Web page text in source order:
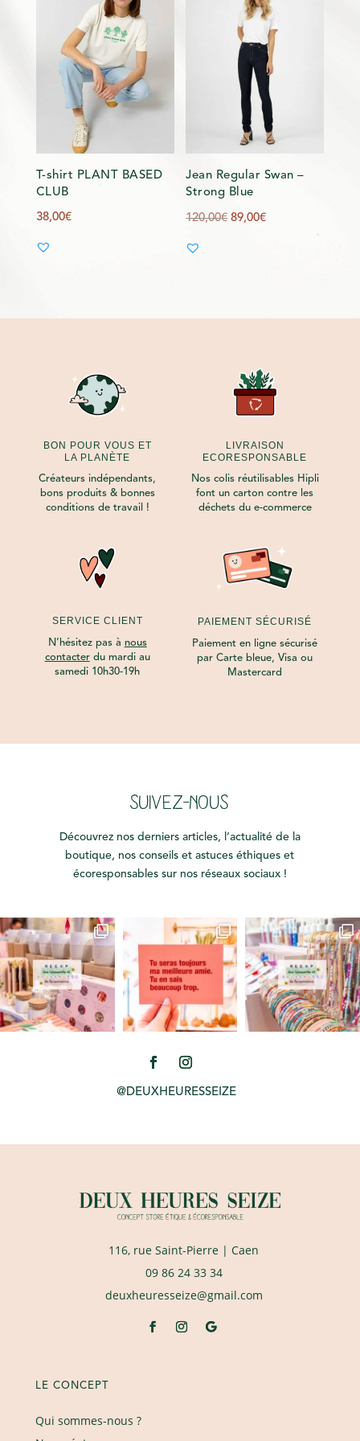
T-shirt PLANT BASED
CLUB
38,00€
Jean Regular Swan –
Strong Blue
120,00€ Le
89,00€Le
BON POUR VOUS ET
LA PLANÈTE
Créateurs indépendants,
bons produits & bonnes
conditions de travail !
LIVRAISON
ECORESPONSABLE
Nos colis réutilisables Hipli
font un carton contre les
déchets du e-commerce
SERVICE CLIENT
N’hésitez pas à nous
contacterdu mardi au
samedi 10h30-19h
PAIEMENT SÉCURISÉ
Paiement en ligne sécurisé
par Carte bleue, Visa ou
Mastercard
SUIVEZ-NOUS
Découvrez nos derniers articles, l’actualité de la
boutique, nos conseils et astuces éthiques et
écoresponsables sur nos réseaux sociaux !
@DEUXHEURESSEIZE
116, rue Saint-Pierre | Caen
09 86 24 33 34
deuxheuresseize@gmail.com
LE CONCEPT
Qui sommes-nous ?